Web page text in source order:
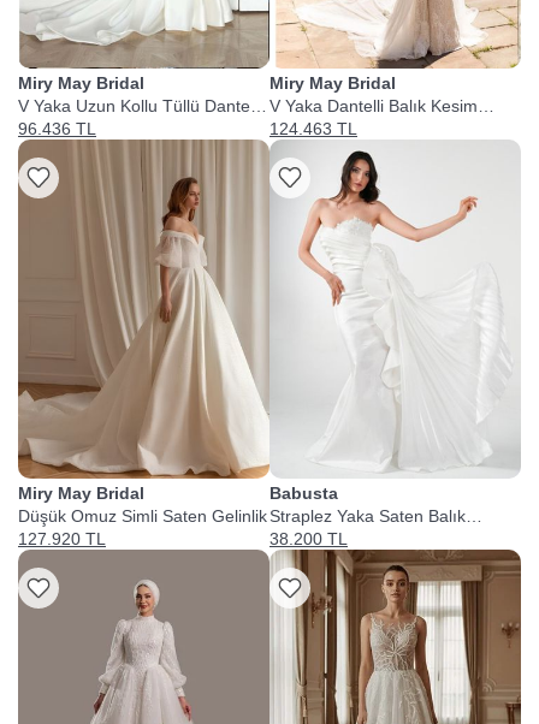
Miry May Bridal
V Yaka Uzun Kollu Tüllü Dantelli
A Kesim Gelinlik
96.436 TL
Miry May Bridal
Düşük Omuz Simli Saten Gelinlik
127.920 TL
Miry May Bridal
V Yaka Dantelli Balık Kesim
Gelinlik
124.463 TL
Babusta
Straplez Yaka Saten Balık
Gelinlik
38.200 TL